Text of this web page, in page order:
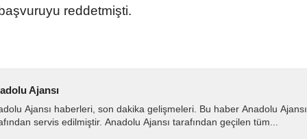
reddetmişti.
Ajansı
Ajansı haberleri, son dakika gelişmeleri. Bu haber Anadolu Ajansı
servis edilmiştir. Anadolu Ajansı tarafından geçilen tüm...